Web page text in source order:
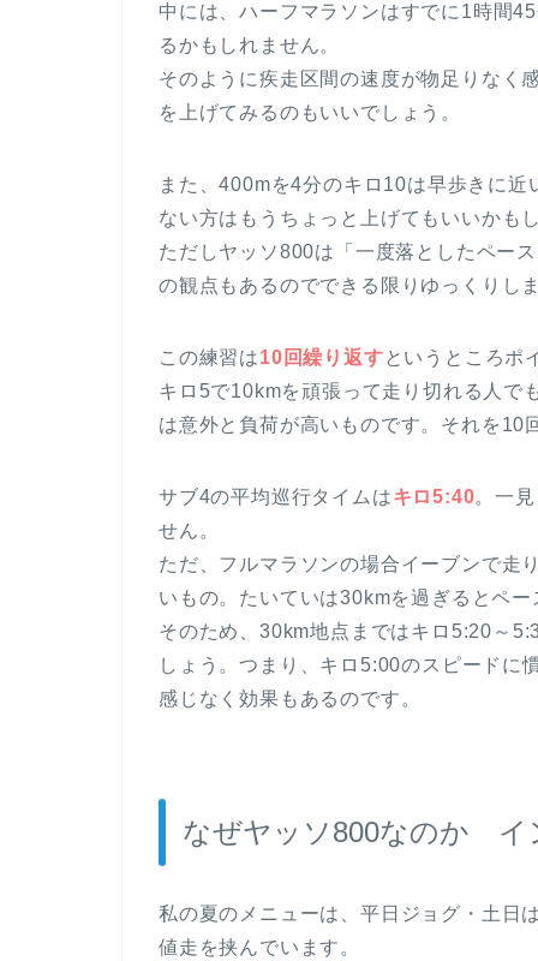
中には、ハーフマラソンはすでに1時間
るかもしれません。
そのように疾走区間の速度が物足りなく
を上げてみるのもいいでしょう。
また、400mを4分のキロ10は早歩きに
ない方はもうちょっと上げてもいいかも
ただしヤッソ800は「一度落としたペー
の観点もあるのでできる限りゆっくりし
この練習は10回繰り返す というところポ
キロ5で10kmを頑張って走り切れる人で
は意外と負荷が高いものです。それを10
サブ4の平均巡行タイムはキロ5:40。一
せん。
ただ、フルマラソンの場合イーブンで走
いもの。たいていは30kmを過ぎるとペ
そのため、30km地点まではキロ5:20～
しょう。つまり、キロ5:00のスピードに
感じなく効果もあるのです。
なぜヤッソ800なのか イ
私の夏のメニューは、平日ジョグ・土日
値走を挟んでいます。